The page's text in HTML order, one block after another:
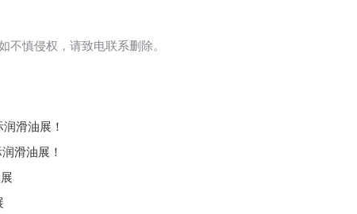
慎侵权，请致电联系删除。
滑油展！
滑油展！